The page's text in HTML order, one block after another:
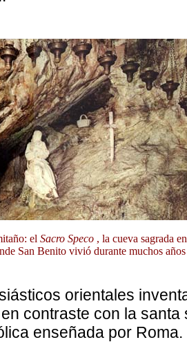
el Sacro Speco , la cueva sagrada en
San Benito vivió durante muchos años
orientales
contraste con la santa
enseñada por Roma.